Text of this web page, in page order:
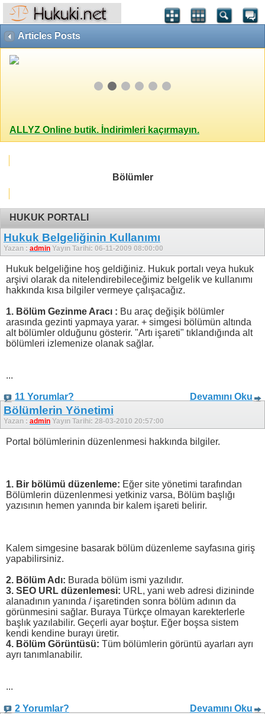
Articles Posts
ALLYZ Online butik. İndirimleri kaçırmayın.
Bölümler
HUKUK PORTALI
Hukuk Belgeliğinin Kullanımı
Yazan : admin Yayın Tarihi: 06-11-2009 08:00:00
Hukuk belgeliğine hoş geldiğiniz. Hukuk portalı veya hukuk
arşivi olarak da nitelendirebileceğimiz belgelik ve kullanımı
hakkında kısa bilgiler vermeye çalışacağız.
1. Bölüm Gezinme Aracı : Bu araç değişik bölümler
arasında gezinti yapmaya yarar. + simgesi bölümün altında
alt bölümler olduğunu gösterir. "Artı işareti" tıklandığında alt
bölümleri izlemenize olanak sağlar.
...
11 Yorumlar? Devamını Oku
Bölümlerin Yönetimi
Yazan : admin Yayın Tarihi: 28-03-2010 20:57:00
Portal bölümlerinin düzenlenmesi hakkında bilgiler.
1. Bir bölümü düzenleme: Eğer site yönetimi tarafından
Bölümlerin düzenlenmesi yetkiniz varsa, Bölüm başlığı
yazısının hemen yanında bir kalem işareti belirir.
Kalem simgesine basarak bölüm düzenleme sayfasına giriş
yapabilirsiniz.
2. Bölüm Adı: Burada bölüm ismi yazılıdır.
3. SEO URL düzenlemesi: URL, yani web adresi dizininde
alanadının yanında / işaretinden sonra bölüm adının da
görünmesini sağlar. Buraya Türkçe olmayan karekterlerle
başlık yazılabilir. Geçerli ayar boştur. Eğer boşsa sistem
kendi kendine burayı üretir.
4. Bölüm Görüntüsü: Tüm bölümlerin görüntü ayarları ayrı
ayrı tanımlanabilir.
...
2 Yorumlar? Devamını Oku